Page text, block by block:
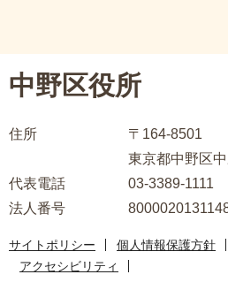
ゲ
シ
ン
こ
ま
中野区役所
住所
〒164-8501
東京都中野区
代表電話
03-3389-1111
法人番号
サイトポリシー 個人情報保護方針
アクセシビリティ